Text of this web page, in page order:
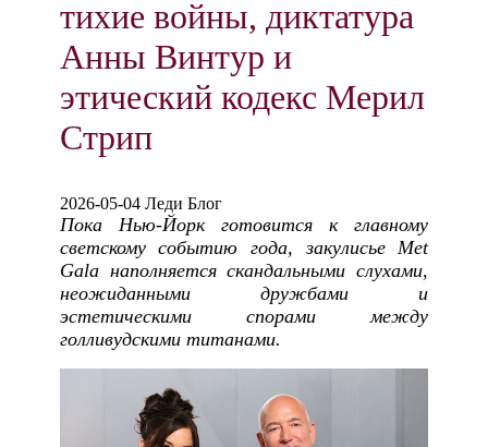
тихие войны, диктатура
Анны Винтур и
этический кодекс Мерил
Стрип
2026-05-04 Леди Блог
Пока Нью-Йорк готовится к главному
светскому событию года, закулисье Met
Gala наполняется скандальными слухами,
неожиданными дружбами и
эстетическими спорами между
голливудскими титанами.